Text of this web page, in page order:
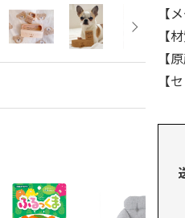
【
【
【
【